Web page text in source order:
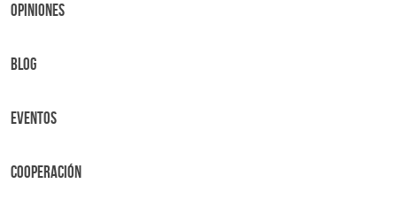
OPINIONES
BLOG
Eventos
Cooperación